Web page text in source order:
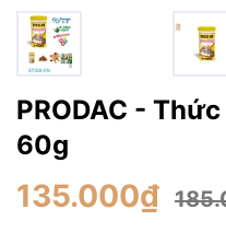
PRODAC -
60g
135.000₫